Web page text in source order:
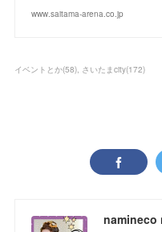
www.saitama-arena.co.jp
イベントとか(58) さいたまcity(172)
namineco